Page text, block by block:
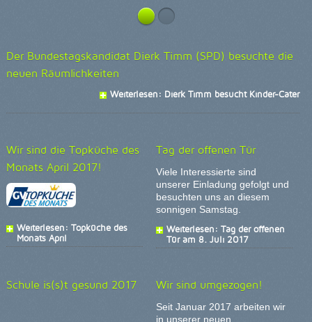
Der Bundestagskandidat Dierk Timm (SPD) besuchte die
neuen Räumlichkeiten
Weiterlesen: Dierk Timm besucht Kinder-Cater
Wir sind die Topküche des
Monats April 2017!
Weiterlesen: Topküche des
Monats April
Tag der offenen Tür
Viele Interessierte sind
unserer Einladung gefolgt und
besuchten uns an diesem
sonnigen Samstag.
Weiterlesen: Tag der offenen
Tür am 8. Juli 2017
Schule is(s)t gesund 2017 Wir sind umgezogen!
Seit Januar 2017 arbeiten wir
in unserer neuen